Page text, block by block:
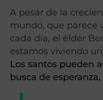
A pesar de la
mundo, que parece
cada día, el élder
estamos viviendo
Los santos pueden
busca de